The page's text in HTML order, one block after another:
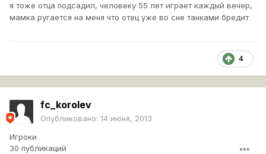
я тоже отца подсадил, человеку 55 лет играет каждый вечер,
мамка ругается на меня что отец уже во сне танками бредит
4
fc_korolev
Опубликовано: 14 июня, 2013
Игроки
30 публикаций